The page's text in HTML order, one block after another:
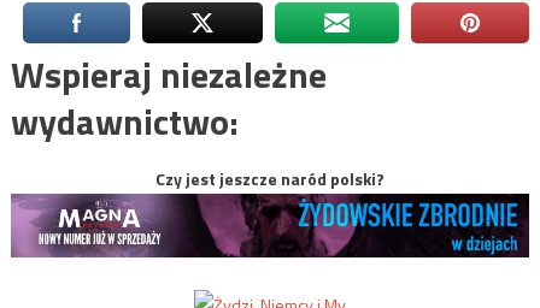
Wspieraj niezależne
wydawnictwo:
Czy jest jeszcze naród polski?